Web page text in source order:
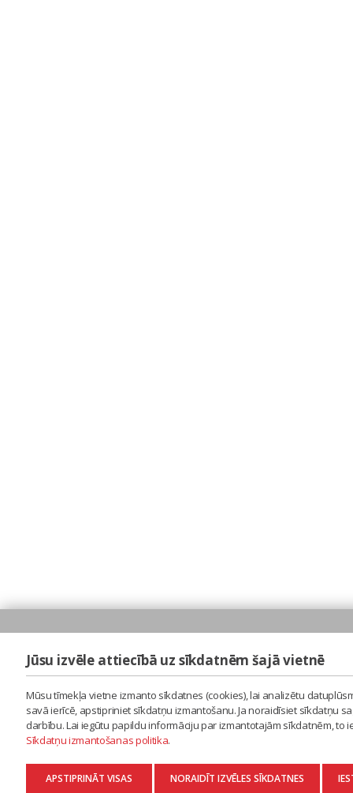
Jūsu izvēle attiecībā uz sīkdatnēm šajā vietnē
Mūsu tīmekļa vietne izmanto sīkdatnes (cookies), lai analizētu
savā ierīcē, apstipriniet sīkdatņu izmantošanu. Ja noraidīsiet sīkdatņu
darbību. Lai iegūtu papildu informāciju par izmantotajām sīkdatnēm,
Sīkdatņu izmantošanas politika.
APSTIPRINĀT VISAS NORAIDĪT IZVĒLES SĪKDATNES